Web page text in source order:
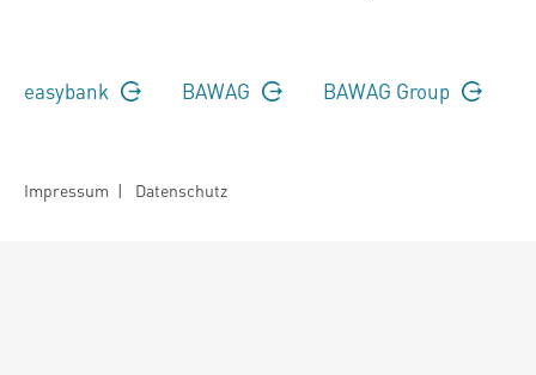
easybank BAWAG BAWAG Group
Impressum | Datenschutz